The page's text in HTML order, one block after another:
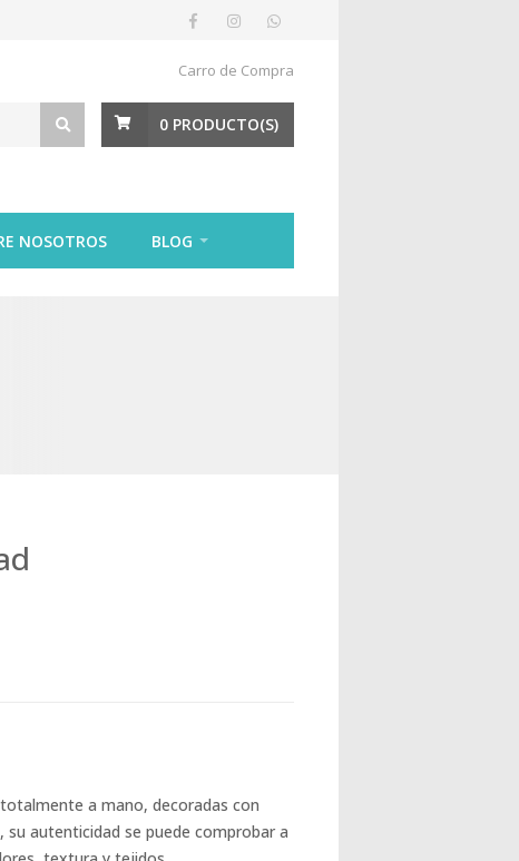
Carro de Compra
0 PRODUCTO(S)
NOSOTROS BLOG
a mano, decoradas con
su autenticidad se puede comprobar a